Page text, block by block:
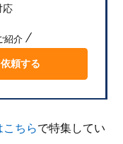
応
紹介
頼する
ちらで特集してい